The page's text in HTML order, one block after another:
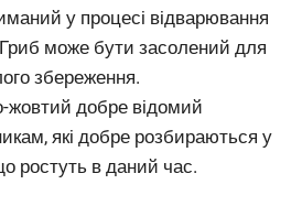
у процесі відварювання
може бути засолений для
збереження.
жовтий добре відомий
які добре розбираються у
ростуть в даний час.